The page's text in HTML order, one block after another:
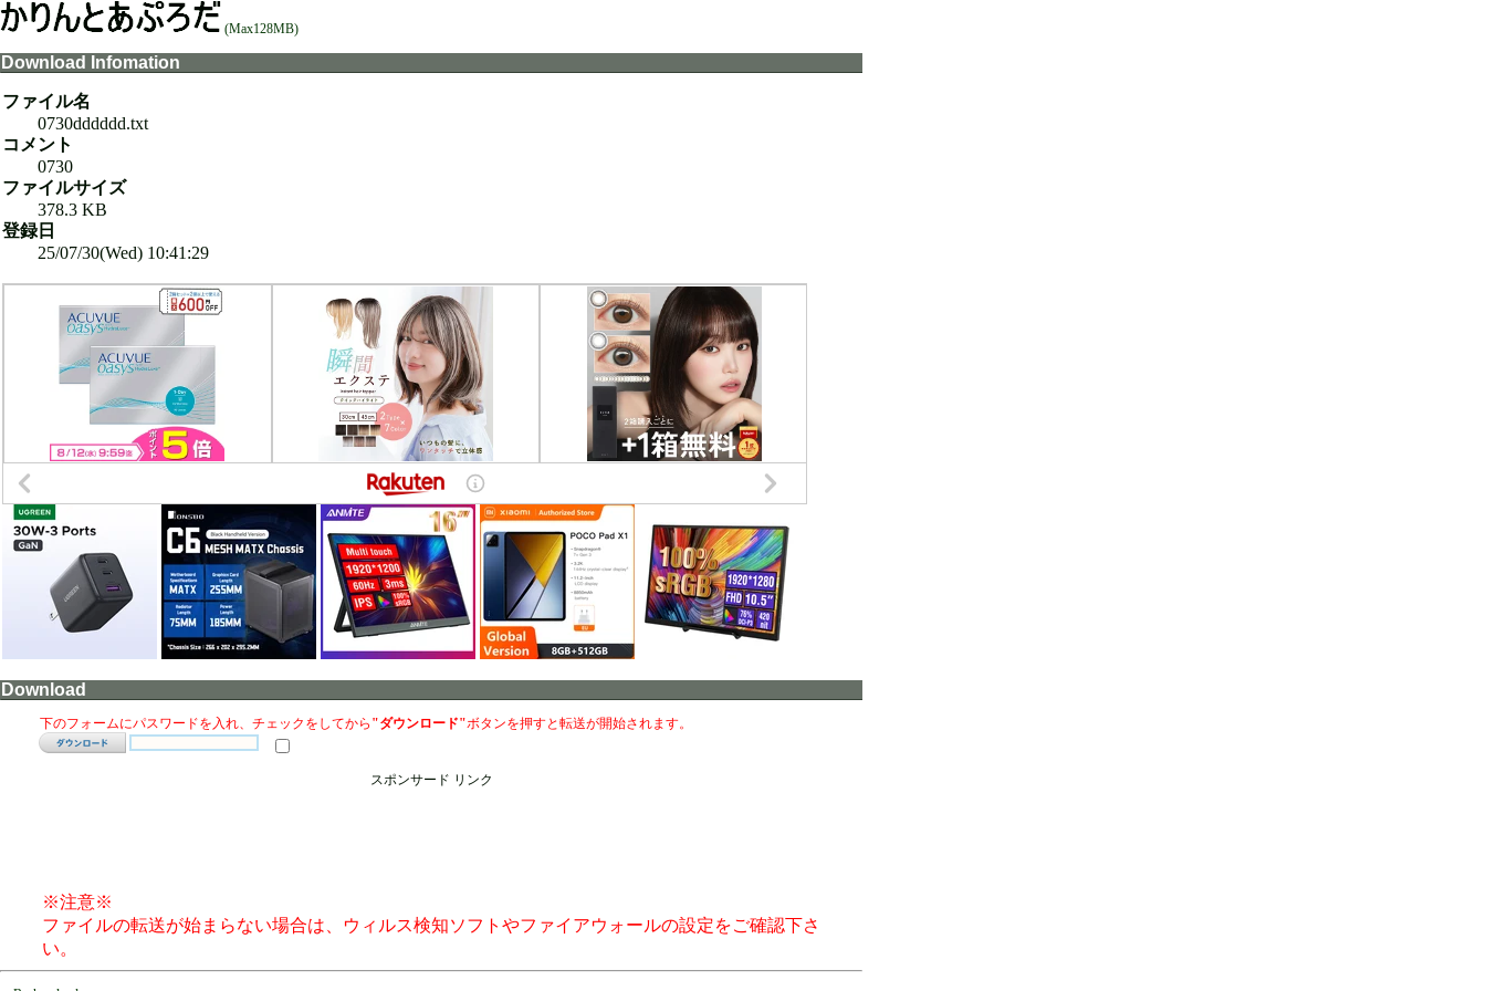
(Max128MB)
Download Infomation
ファイル名
0730dddddd.txt
コメント
0730
ファイルサイズ
378.3 KB
登録日
25/07/30(Wed) 10:41:29
Download
下のフォームにパスワードを入れ、チェックをしてから "ダウンロード"ボタンを押すと転送が開始されます。
スポンサード リンク
※注意※
ファイルの転送が始まらない場合は、ウィルス検知ソフトやファイアウォールの設定をご確認下さ
い。